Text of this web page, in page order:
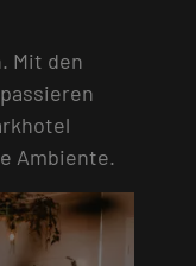
Mit den
Ambiente.